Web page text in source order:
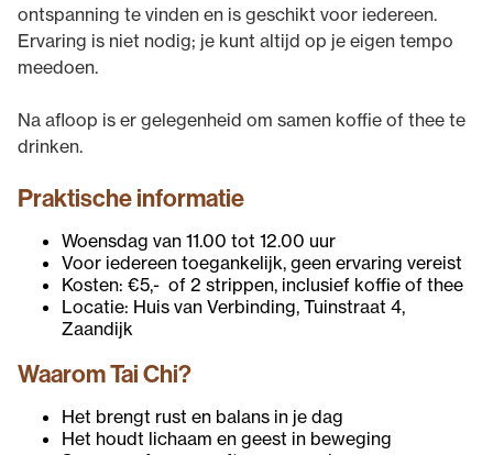
ontspanning te vinden en is geschikt voor iedereen.
Ervaring is niet nodig; je kunt altijd op je eigen tempo
meedoen.
Na afloop is er gelegenheid om samen koffie of thee te
drinken.
Praktische informatie
Woensdag van 11.00 tot 12.00 uur
Voor iedereen toegankelijk, geen ervaring vereist
Kosten: €5,- of 2 strippen, inclusief koffie of thee
Locatie: Huis van Verbinding, Tuinstraat 4,
Zaandijk
Waarom Tai Chi?
Het brengt rust en balans in je dag
Het houdt lichaam en geest in beweging